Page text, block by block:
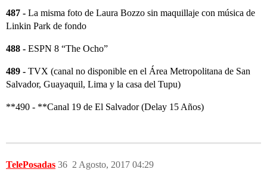
487 - La misma foto de Laura Bozzo sin maquillaje con música de
Linkin Park de fondo
488 - ESPN 8 “The Ocho”
489 - TVX (canal no disponible en el Área Metropolitana de San
Salvador, Guayaquil, Lima y la casa del Tupu)
**490 - **Canal 19 de El Salvador (Delay 15 Años)
TelePosadas 2 Agosto, 2017 04:29
36